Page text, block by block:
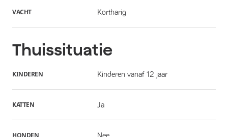
VACHT Kortharig
Thuissituatie
KINDEREN Kinderen vanaf 12 jaar
KATTEN Ja
HONDEN